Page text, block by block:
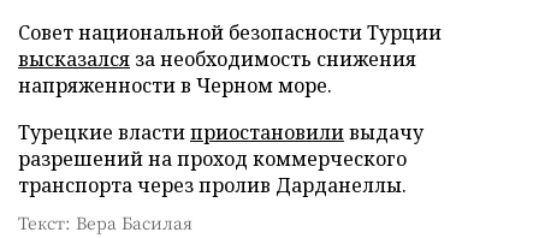
Совет национальной безопасности Турции
высказался за необходимость снижения
напряженности в Черном море.
Турецкие властиприостановиливыдачу
разрешений на проход коммерческого
транспорта через пролив Дарданеллы.
Текст: Вера Басилая